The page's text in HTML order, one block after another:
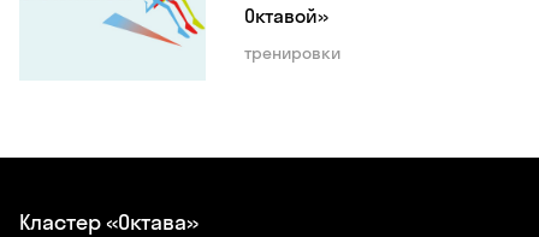
Октавой»
тренировки
Кластер «Октава»